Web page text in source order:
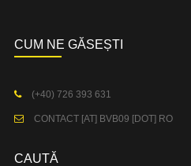
CUM NE GĂSEȘTI
(+40) 726 393 631
CONTACT [AT] BVB09 [DOT] RO
CAUTĂ